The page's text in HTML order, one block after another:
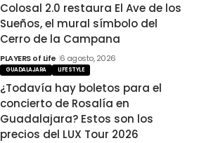
Colosal 2.0 restaura El Ave de los
Sueños, el mural símbolo del
Cerro de la Campana
PLAYERS of Life 6 agosto, 2026
GUADALAJARA LIFESTYLE
¿Todavía hay boletos para el
concierto de Rosalía en
Guadalajara? Estos son los
precios del LUX Tour 2026